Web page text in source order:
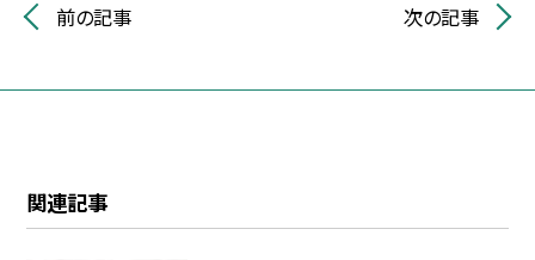
前の記事 次の記事
関連記事